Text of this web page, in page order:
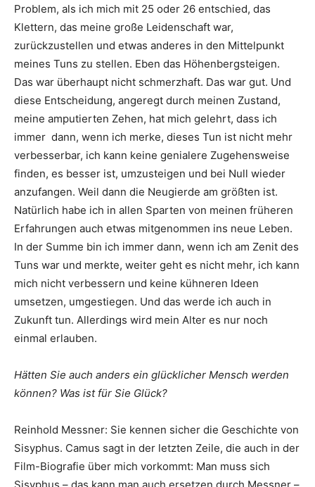
Problem, als ich mich mit 25 oder 26 entschied, das
Klettern, das meine große Leidenschaft war,
zurückzustellen und etwas anderes in den Mittelpunkt
meines Tuns zu stellen. Eben das Höhenbergsteigen.
Das war überhaupt nicht schmerzhaft. Das war gut. Und
diese Entscheidung, angeregt durch meinen Zustand,
meine amputierten Zehen, hat mich gelehrt, dass ich
immer dann, wenn ich merke, dieses Tun ist nicht mehr
verbesserbar, ich kann keine genialere Zugehensweise
finden, es besser ist, umzusteigen und bei Null wieder
anzufangen. Weil dann die Neugierde am größten ist.
Natürlich habe ich in allen Sparten von meinen früheren
Erfahrungen auch etwas mitgenommen ins neue Leben.
In der Summe bin ich immer dann, wenn ich am Zenit des
Tuns war und merkte, weiter geht es nicht mehr, ich kann
mich nicht verbessern und keine kühneren Ideen
umsetzen, umgestiegen. Und das werde ich auch in
Zukunft tun. Allerdings wird mein Alter es nur noch
einmal erlauben.
Hätten Sie auch anders ein glücklicher Mensch werden
können? Was ist für Sie Glück?
Reinhold Messner: Sie kennen sicher die Geschichte von
Sisyphus. Camus sagt in der letzten Zeile, die auch in der
Film-Biografie über mich vorkommt: Man muss sich